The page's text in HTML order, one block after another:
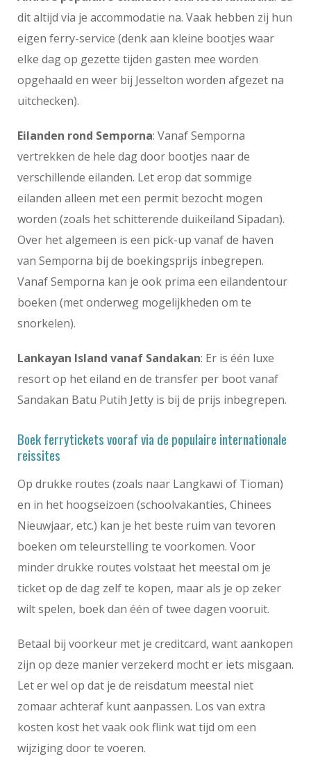
dit altijd via je accommodatie na. Vaak hebben zij hun
eigen ferry-service (denk aan kleine bootjes waar
elke dag op gezette tijden gasten mee worden
opgehaald en weer bij Jesselton worden afgezet na
uitchecken).
Eilanden rond Semporna: Vanaf Semporna
vertrekken de hele dag door bootjes naar de
verschillende eilanden. Let erop dat sommige
eilanden alleen met een permit bezocht mogen
worden (zoals het schitterende duikeiland Sipadan).
Over het algemeen is een pick-up vanaf de haven
van Semporna bij de boekingsprijs inbegrepen.
Vanaf Semporna kan je ook prima een eilandentour
boeken (met onderweg mogelijkheden om te
snorkelen).
Lankayan Island vanaf Sandakan: Er is één luxe
resort op het eiland en de transfer per boot vanaf
Sandakan Batu Putih Jetty is bij de prijs inbegrepen.
Boek ferrytickets vooraf via de populaire internationale
reissites
Op drukke routes (zoals naar Langkawi of Tioman)
en in het hoogseizoen (schoolvakanties, Chinees
Nieuwjaar, etc.) kan je het beste ruim van tevoren
boeken om teleurstelling te voorkomen. Voor
minder drukke routes volstaat het meestal om je
ticket op de dag zelf te kopen, maar als je op zeker
wilt spelen, boek dan één of twee dagen vooruit.
Betaal bij voorkeur met je creditcard, want aankopen
zijn op deze manier verzekerd mocht er iets misgaan.
Let er wel op dat je de reisdatum meestal niet
zomaar achteraf kunt aanpassen. Los van extra
kosten kost het vaak ook flink wat tijd om een
wijziging door te voeren.